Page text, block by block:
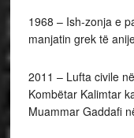
1968 – Ish-zonja e
manjatin grek të
2011 – Lufta civile
Kombëtar Kalimtar
Muammar Gaddafi